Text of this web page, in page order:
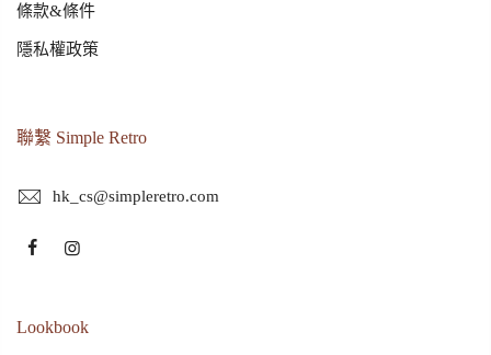
條款&條件
隱私權政策
聯繫 Simple Retro
hk_cs@simpleretro.com
Lookbook